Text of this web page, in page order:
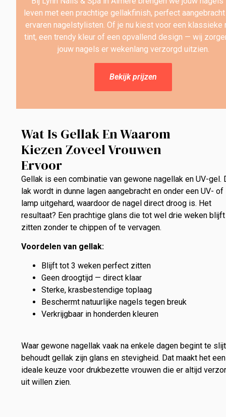
leven met een prachtige gellakfinish, perfect
ervaren nagelstylisten. Of je nu kiest voor een klassieke
tint, een trendy kleur of een opvallend design — wij
jouw nagels er wekenlang verzorgd uitzien.
Bekijk prijzen
Wat Is Gellak En Waarom
Kiezen Zoveel Vrouwen
Ervoor
Gellak is een combinatie van gewone nagellak en UV-gel.
lak wordt in dunne lagen aangebracht en onder een UV- of
lamp uitgehard, waardoor de nagel direct droog is. Het
resultaat? Een prachtige glans die tot wel drie weken blijft
zitten zonder te chippen of te vervagen.
Voordelen van gellak:
Blijft tot 3 weken perfect zitten
Geen droogtijd — direct klaar
Sterke, krasbestendige toplaag
Beschermt natuurlijke nagels tegen breuk
Verkrijgbaar in honderden kleuren
Waar gewone nagellak vaak na enkele dagen begint te
behoudt gellak zijn glans en stevigheid. Dat maakt het een
ideale keuze voor drukbezette vrouwen die er altijd
uit willen zien.